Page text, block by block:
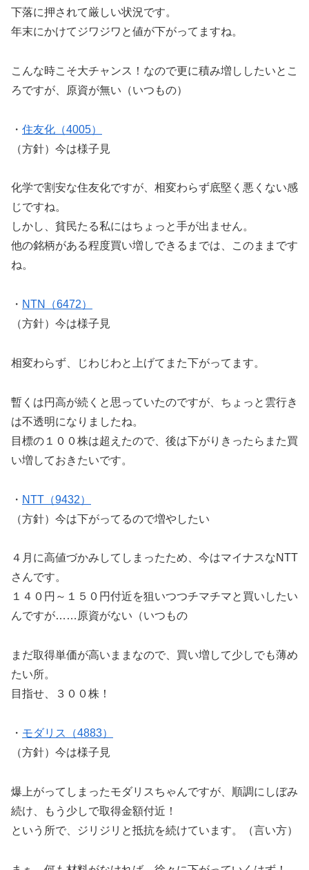
下落に押されて厳しい状況です。
年末にかけてジワジワと値が下がってますね。
こんな時こそ大チャンス！なので更に積み増ししたいとこ
ろですが、原資が無い（いつもの）
・ 住友化（4005）
（方針）今は様子見
化学で割安な住友化ですが、相変わらず底堅く悪くない感
じですね。
しかし、貧民たる私にはちょっと手が出ません。
他の銘柄がある程度買い増しできるまでは、このままです
ね。
・ NTN（6472）
（方針）今は様子見
相変わらず、じわじわと上げてまた下がってます。
暫くは円高が続くと思っていたのですが、ちょっと雲行き
は不透明になりましたね。
目標の１００株は超えたので、後は下がりきったらまた買
い増しておきたいです。
・ NTT（9432）
（方針）今は下がってるので増やしたい
４月に高値づかみしてしまったため、今はマイナスなNTT
さんです。
１４０円～１５０円付近を狙いつつチマチマと買いしたい
んですが……原資がない（いつもの
まだ取得単価が高いままなので、買い増して少しでも薄め
たい所。
目指せ、３００株！
・ モダリス（4883）
（方針）今は様子見
爆上がってしまったモダリスちゃんですが、順調にしぼみ
続け、もう少しで取得金額付近！
という所で、ジリジリと抵抗を続けています。（言い方）